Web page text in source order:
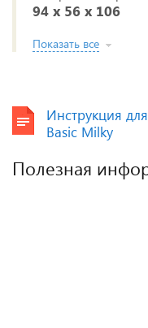
94 x 56 x 106
Показать все
Инструкция
Basic Milky
Полезная